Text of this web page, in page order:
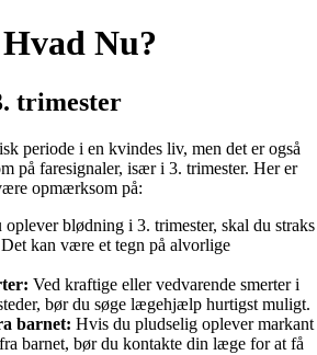
Nu?
trimester
periode i en kvindes liv, men det er også
på faresignaler, især i 3. trimester. Her er
opmærksom på:
oplever blødning i 3. trimester, skal du straks
kan være et tegn på alvorlige
Ved kraftige eller vedvarende smerter i
bør du søge lægehjælp hurtigst muligt.
barnet: Hvis du pludselig oplever markant
barnet, bør du kontakte din læge for at få